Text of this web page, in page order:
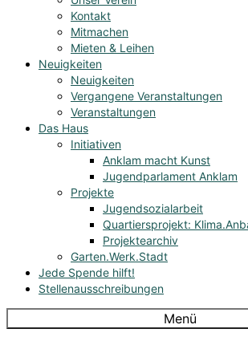
Kontakt
Mitmachen
Mieten & Leihen
Neuigkeiten
Neuigkeiten
Vergangene Veranstaltungen
Veranstaltungen
Das Haus
Initiativen
Anklam macht Kunst
Jugendparlament Anklam
Projekte
Jugendsozialarbeit
Quartiersprojekt:
Projektearchiv
Garten.Werk.Stadt
Jede Spende hilft!
Stellenausschreibungen
Menü